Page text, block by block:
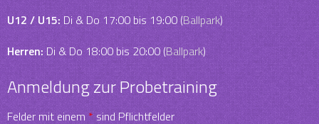
U12 / U15: Di & Do 17:00 bis 19:00 (Ballpark)
Herren: Di & Do 18:00 bis 20:00 (Ballpark)
Anmeldung zur Probetraining
Felder mit einem * sind Pflichtfelder